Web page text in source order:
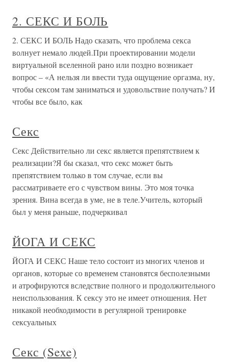
2. СЕКС И БОЛЬ
2. СЕКС И БОЛЬ Надо сказать, что проблема секса
волнует немало людей.При проектировании модели
виртуальной вселенной рано или поздно возникает
вопрос – «А нельзя ли ввести туда ощущение оргазма, ну,
чтобы сексом там заниматься и удовольствие получать? И
чтобы все было, как
Секс
Секс Действительно ли секс является препятствием к
реализации?Я бы сказал, что секс может быть
препятствием только в том случае, если вы
рассматриваете его с чувством вины. Это моя точка
зрения. Вина всегда в уме, не в теле.Учитель, который
был у меня раньше, подчеркивал
ЙОГА И СЕКС
ЙОГА И СЕКС Наше тело состоит из многих членов и
органов, которые со временем становятся бесполезными
и атрофируются вследствие полного и продолжительного
неиспользования. К сексу это не имеет отношения. Нет
никакой необходимости в регулярной тренировке
сексуальных
Секс (Sexe)